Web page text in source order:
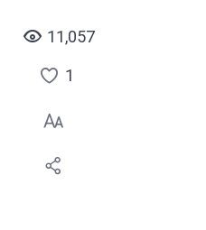
11,057
點
選
喜
1